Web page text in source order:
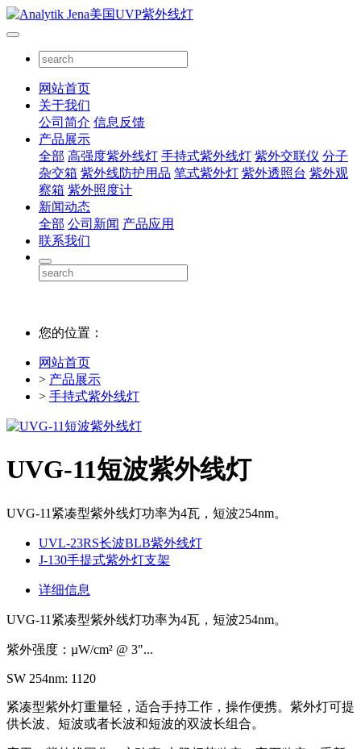
网站首页
关于我们
公司简介 信息反馈
产品展示
全部 高强度紫外线灯 手持式紫外线灯 紫外交联仪 分子
杂交箱 紫外线防护用品 笔式紫外灯 紫外透照台 紫外观
察箱 紫外照度计
新闻动态
全部 公司新闻 产品应用
联系我们
您的位置：
网站首页
> 产品展示
> 手持式紫外线灯
UVG-11短波紫外线灯
UVG-11紧凑型紫外线灯功率为4瓦，短波254nm。
UVL-23RS长波BLB紫外线灯
J-130手提式紫外灯支架
详细信息
UVG-11紧凑型紫外线灯功率为4瓦，短波254nm。
紫外强度：µW/cm² @ 3"...
SW 254nm: 1120
紧凑型紫外灯重量轻，适合手持工作，操作便携。紫外灯可提
供长波、短波或者长波和短波的双波长组合。